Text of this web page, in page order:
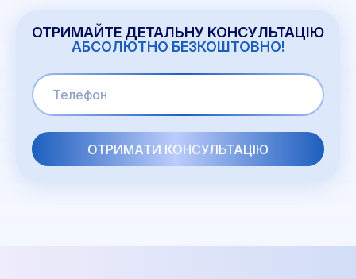
ОТРИМАЙТЕ ДЕТАЛЬНУ КОНСУЛЬТАЦІЮ
АБСОЛЮТНО БЕЗКОШТОВНО!